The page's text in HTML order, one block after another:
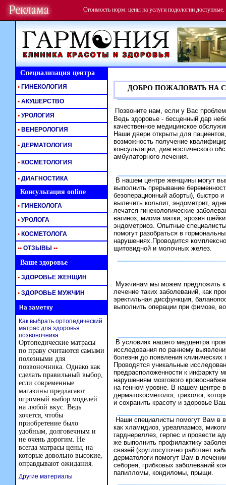
Стоимость норм: цены на услуги подологии доступные.
Специализация центра
ДОБРО ПОЖАЛОВАТЬ НА
Позвоните нам, если у Вас
Ведь здоровье - бесценный дар
качественное медицинское
Наши двери открыты для
возможность получение
консультации, диагностического
амбулаторного лечения.
В нашем центре женщины могут
выполнить прерывание
безоперационный аборты), быстро
вылечить кольпит, эндометрит,
лечатся гинекологические
вагиноз, миома матки, эрозия
эндометриоз. Опытные
помогут разобраться в
нарушениях.Проводится
щитовидной и молочных желез.
Мужчинам мы можем предложить
лечение таких заболеваний, как
эректильная дисфункция,
выполнить операции при фимозе,
В условиях нашего медцентра
исследования по раннему
болезни до появления клинических
Проводятся уникальные
предрасположенности к инфаркту
нарушениям мозгового
на генном уровне. В нашем центре
дерматокосметолог, трихолог,
и сохранить красоту и здоровье
Наши специалисты помогут Вам в
как хламидиоз, уреаплазмоз,
гарднереллез, герпес и провести
же выполнить профилактику
связей (круглосуточно работает
дерматологи помогут Вам в
себорея, грибковых заболеваний
папилломы, кондиломы, прыщи.
• ГИНЕКОЛОГИЯ
• АКУШЕРСТВО
• УРОЛОГИЯ
• ВЕНЕРОЛОГИЯ
• ДЕРМАТОЛОГИЯ
• КОСМЕТОЛОГИЯ
• ДИАГНОСТИКА
Консультация online
• ГИНЕКОЛОГА
• УРОЛОГА
• КОСМЕТОЛОГА
•• ОТЗЫВЫ ••
Ваше здоровье
• ЗДОРОВЬЕ ЖЕНЩИН
• ЗДОРОВЬЕ МУЖЧИН
На заметку
Как выбрать ортопедический
матрас для здоровья
позвоночника
Ортопедические матрасы
по праву считаются самыми
полезными для
позвоночника. Однако как
сделать правильный выбор,
если современные
магазины предлагают
огромный выбор моделей
на любой вкус. Ведь
хочется, чтобы
приобретение было
удобным, долговечным и
не очень дорогим. Не
всегда матрасы цены, на
которые довольно высокие,
оправдывают ожидания.
Другие материалы